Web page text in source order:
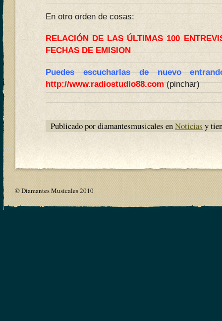
En otro orden de cosas:
RELACIÓN DE LAS ÚLTIMAS 100
FECHAS DE EMISION
Puedes escucharlas de nuevo
http://www.radiostudio88.com(pinchar)
Publicado por diamantesmusicales enNoticias y
© Diamantes Musicales 2010